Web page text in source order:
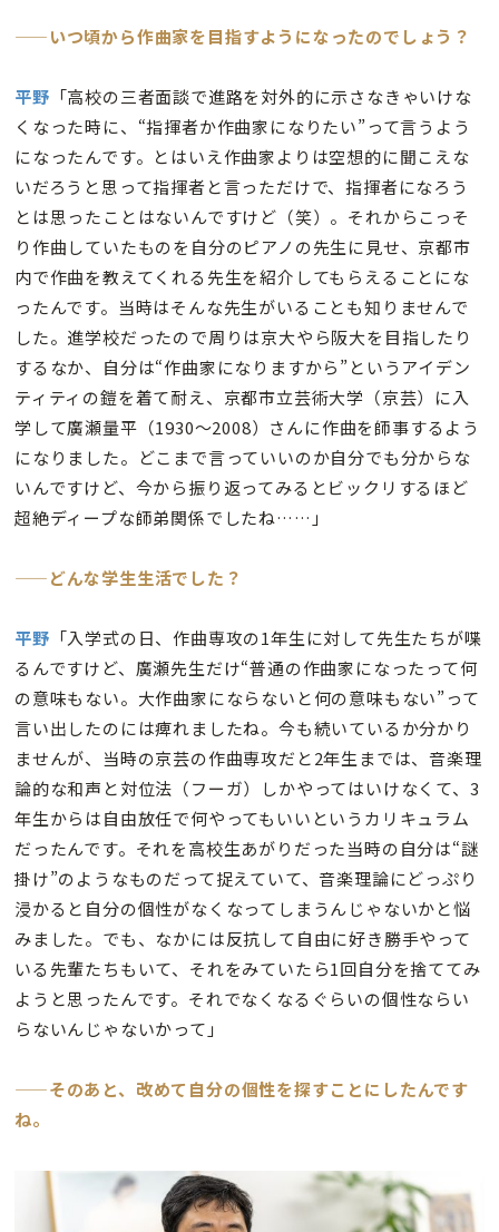
——いつ頃から作曲家を目指すようになったのでしょう？
平野 「高校の三者面談で進路を対外的に示さなきゃいけな
くなった時に、“指揮者か作曲家になりたい”って言うよう
になったんです。とはいえ作曲家よりは空想的に聞こえな
いだろうと思って指揮者と言っただけで、指揮者になろう
とは思ったことはないんですけど（笑）。それからこっそ
り作曲していたものを自分のピアノの先生に見せ、京都市
内で作曲を教えてくれる先生を紹介してもらえることにな
ったんです。当時はそんな先生がいることも知りませんで
した。進学校だったので周りは京大やら阪大を目指したり
するなか、自分は“作曲家になりますから”というアイデン
ティティの鎧を着て耐え、京都市立芸術大学（京芸）に入
学して廣瀬量平（1930〜2008）さんに作曲を師事するよう
になりました。どこまで言っていいのか自分でも分からな
いんですけど、今から振り返ってみるとビックリするほど
超絶ディープな師弟関係でしたね……」
——どんな学生生活でした？
平野 「入学式の日、作曲専攻の1年生に対して先生たちが喋
るんですけど、廣瀬先生だけ“普通の作曲家になったって何
の意味もない。大作曲家にならないと何の意味もない”って
言い出したのには痺れましたね。今も続いているか分かり
ませんが、当時の京芸の作曲専攻だと2年生までは、音楽理
論的な和声と対位法（フーガ）しかやってはいけなくて、3
年生からは自由放任で何やってもいいというカリキュラム
だったんです。それを高校生あがりだった当時の自分は“謎
掛け”のようなものだって捉えていて、音楽理論にどっぷり
浸かると自分の個性がなくなってしまうんじゃないかと悩
みました。でも、なかには反抗して自由に好き勝手やって
いる先輩たちもいて、それをみていたら1回自分を捨ててみ
ようと思ったんです。それでなくなるぐらいの個性ならい
らないんじゃないかって」
——そのあと、改めて自分の個性を探すことにしたんです
ね。